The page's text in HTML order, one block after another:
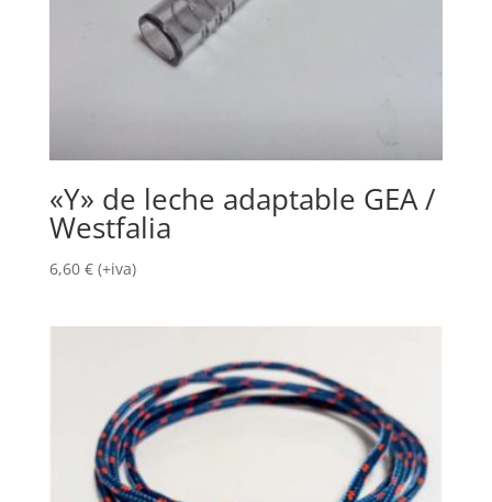
«Y» de leche adaptable GEA /
Westfalia
6,60 € (+iva)